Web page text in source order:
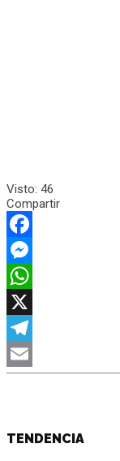
Visto: 46
Compartir
Facebook
Messenger
WhatsApp
X
Telegram
TENDENCIA